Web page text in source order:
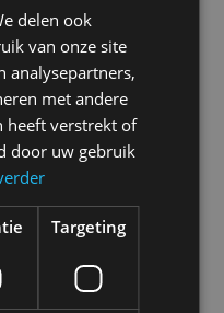
delen ook
van onze site
analysepartners,
met andere
heeft verstrekt of
door uw gebruik
Targeting